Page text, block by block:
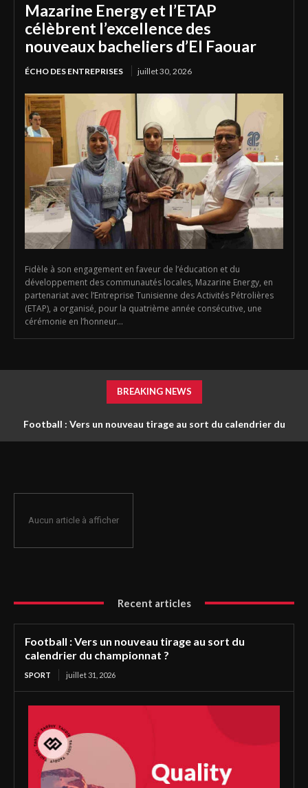
Mazarine Energy et l’ETAP
célèbrent l’excellence des
nouveaux bacheliers d’El Faouar
ÉCHO DES ENTREPRISES juillet 30, 2026
Fidèle à son engagement en faveur de l’éducation et du
développement des communautés locales, Mazarine Energy, en
partenariat avec l’Entreprise Tunisienne des Activités Pétrolières
(ETAP), a organisé, pour la quatrième année consécutive, une
cérémonie en l’honneur...
BREAKING NEWS
Football : Vers un nouveau tirage au sort du calendrier du
Aucun article à afficher
Recent articles
Football : Vers un nouveau tirage au sort du
calendrier du championnat ?
SPORT juillet 31, 2026